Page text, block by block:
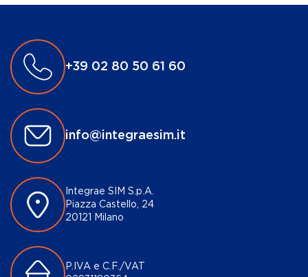
+39 02 80 50 61 60
info@integraesim.it
Integrae SIM S.p.A.
Piazza Castello, 24
20121 Milano
P.IVA e C.F./VAT